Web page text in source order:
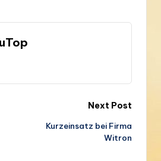
Next Post
Kurzeinsatz bei Firma
Witron